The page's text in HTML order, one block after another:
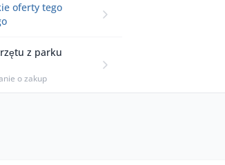
oferty tego
z parku
o zakup